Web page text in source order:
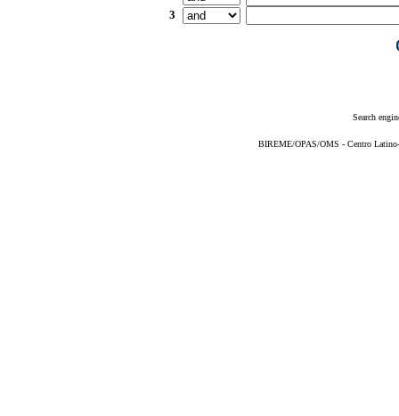
3
Search
BIREME/OPAS/OMS - Centro Latino-